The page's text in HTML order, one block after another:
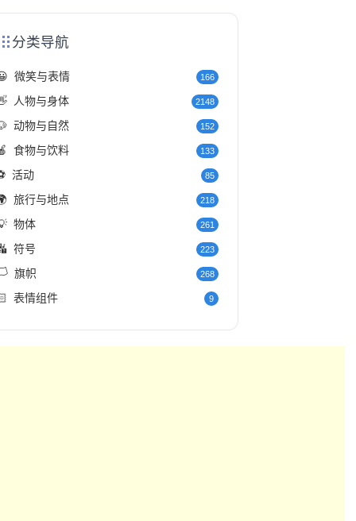
分类导航
微笑与表情 166
人物与身体 2148
动物与自然 152
食物与饮料 133
活动 85
旅行与地点 218
物体 261
符号 223
旗帜 268
表情组件 9